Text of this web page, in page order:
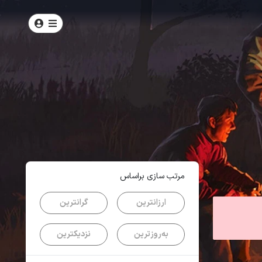
مرتب سازی براساس
ارزانترین گرانترین
به‌روزترین نزدیکترین